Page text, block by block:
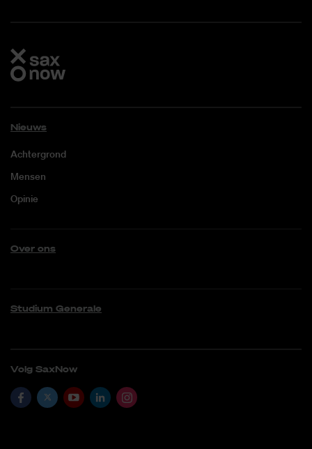
Nieuws
Achtergrond
Mensen
Opinie
Over ons
Studium Generale
Volg SaxNow